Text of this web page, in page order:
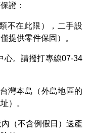
證：
不在此限），二手設
提供零件保固）。
心。請撥打專線07-34
灣本島（外島地區的
）。
（不含例假日）送產